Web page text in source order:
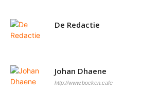
De Redactie
Johan Dhaene
http://www.boeken.cafe